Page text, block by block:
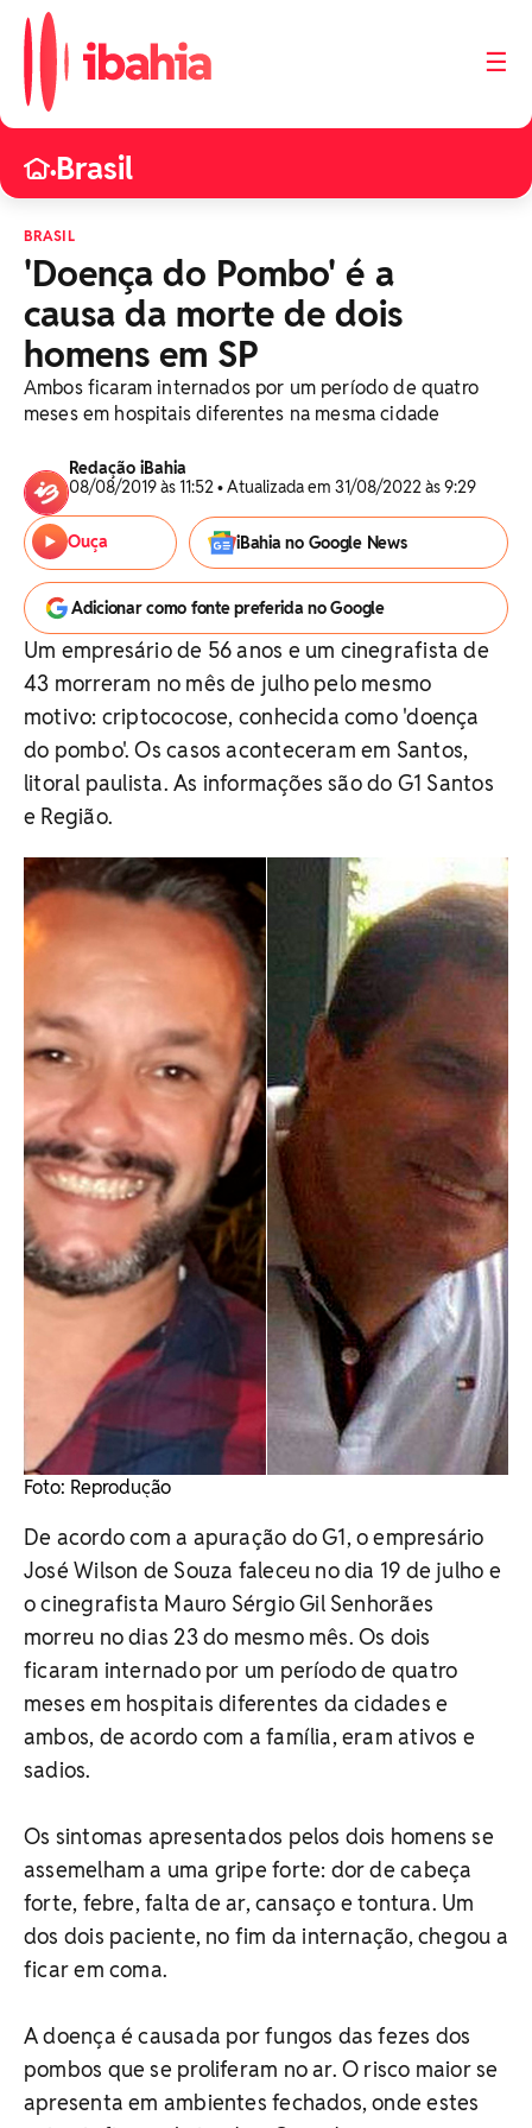
☰
•Brasil
BRASIL
'Doença do Pombo' é a
causa da morte de dois
homens em SP
Ambos ficaram internados por um período de quatro
meses em hospitais diferentes na mesma cidade
Redação iBahia
08/08/2019 às 11:52 • Atualizada em 31/08/2022 às 9:29
Ouça iBahia no Google News
Adicionar como fonte preferida no Google
Um empresário de 56 anos e um cinegrafista de
43 morreram no mês de julho pelo mesmo
motivo: criptococose, conhecida como 'doença
do pombo'. Os casos aconteceram em Santos,
litoral paulista. As informações são do G1 Santos
e Região.
Foto: Reprodução
De acordo com a apuração do G1, o empresário
José Wilson de Souza faleceu no dia 19 de julho e
o cinegrafista Mauro Sérgio Gil Senhorães
morreu no dias 23 do mesmo mês. Os dois
ficaram internado por um período de quatro
meses em hospitais diferentes da cidades e
ambos, de acordo com a família, eram ativos e
sadios.
Os sintomas apresentados pelos dois homens se
assemelham a uma gripe forte: dor de cabeça
forte, febre, falta de ar, cansaço e tontura. Um
dos dois paciente, no fim da internação, chegou a
ficar em coma.
A doença é causada por fungos das fezes dos
pombos que se proliferam no ar. O risco maior se
apresenta em ambientes fechados, onde estes